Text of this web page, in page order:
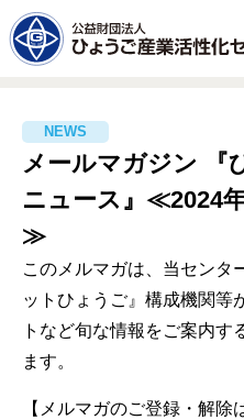
メールマガジン 『
ニュース』≪2024
≫
このメルマガは、当センタ
ットひょうご』構成機関等
トなど旬な情報をご案内す
ます。
【メルマガのご登録・解除